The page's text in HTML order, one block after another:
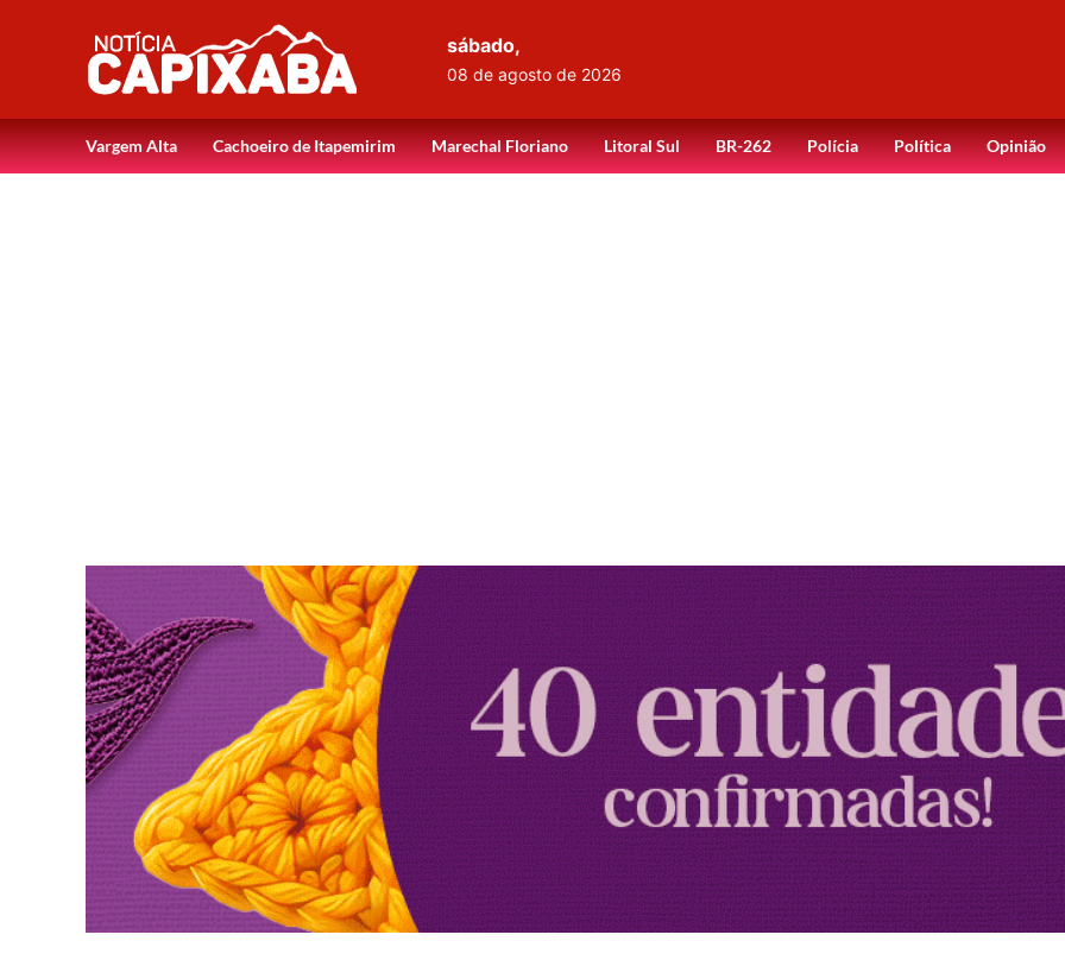
sábado,
08 de agosto de 2026
Vargem Alta Cachoeiro de Itapemirim Marechal Floriano Litoral Sul BR-262 Polícia Política Opinião